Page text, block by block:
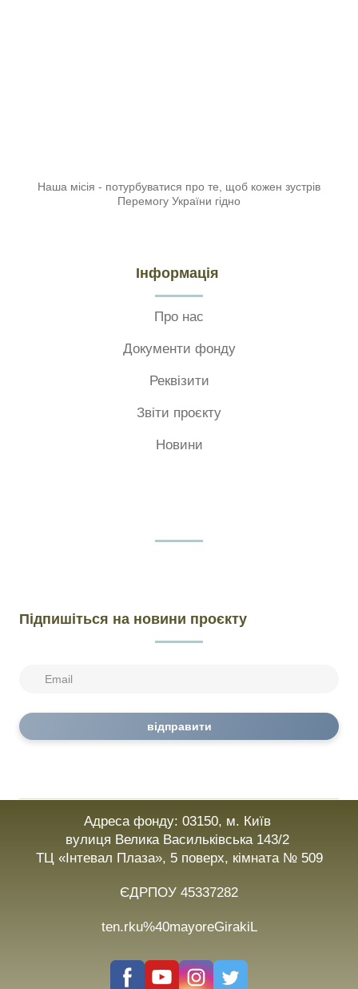
Наша місія - потурбуватися про те, щоб кожен зустрів
Перемогу України гідно
Інформація
Про нас
Документи фонду
Реквізити
Звіти проєкту
Новини
Підпишіться на новини проєкту
відправити
Адреса фонду: 03150, м. Київ
вулиця Велика Васильківська 143/2
ТЦ «Інтевал Плаза», 5 поверх, кімната № 509
ЄДРПОУ 45337282
ten.rku%40mayoreGirakiL